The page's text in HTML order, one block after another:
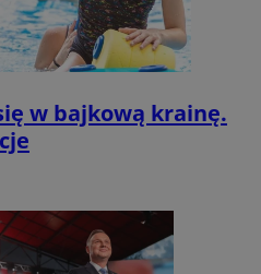
w bajkową krainę.